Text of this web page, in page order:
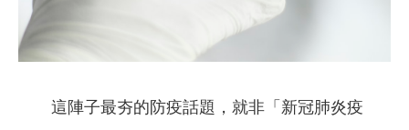
這陣子最夯的防疫話題，就非「新冠肺炎疫